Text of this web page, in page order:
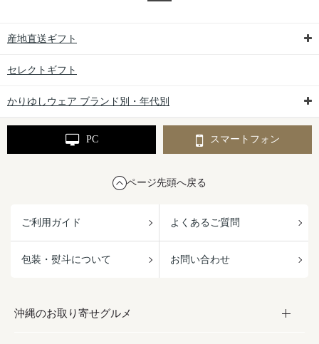
産地直送ギフト
セレクトギフト
かりゆしウェア ブランド別・年代別
PC スマートフォン
ページ先頭へ戻る
ご利用ガイド よくあるご質問
包装・熨斗について お問い合わせ
沖縄のお取り寄せグルメ